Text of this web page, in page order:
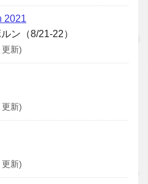
2021
ン（8/21-22）
新)
新)
新)